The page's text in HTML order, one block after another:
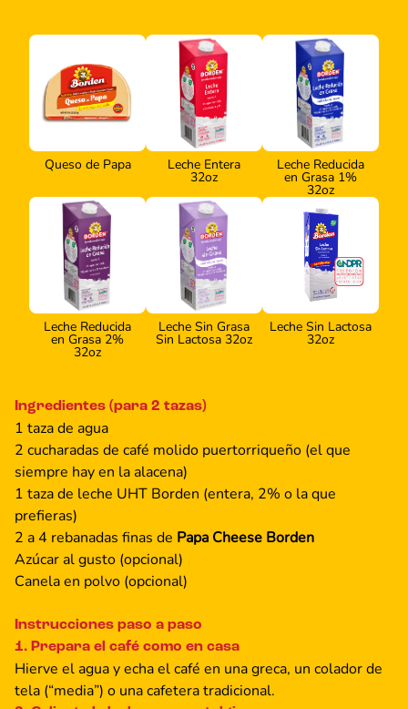
Queso de Papa Leche Entera
32oz
Leche Reducida
en Grasa 1%
32oz
Leche Reducida
en Grasa 2%
32oz
Leche Sin Grasa
Sin Lactosa 32oz
Leche Sin Lactosa
32oz
Ingredientes (para 2 tazas)
1 taza de agua
2 cucharadas de café molido puertorriqueño (el que
siempre hay en la alacena)
1 taza de leche UHT Borden (entera, 2% o la que
prefieras)
2 a 4 rebanadas finas de Papa Cheese Borden
Azúcar al gusto (opcional)
Canela en polvo (opcional)
Instrucciones paso a paso
1. Prepara el café como en casa
Hierve el agua y echa el café en una greca, un colador de
tela (“media”) o una cafetera tradicional.